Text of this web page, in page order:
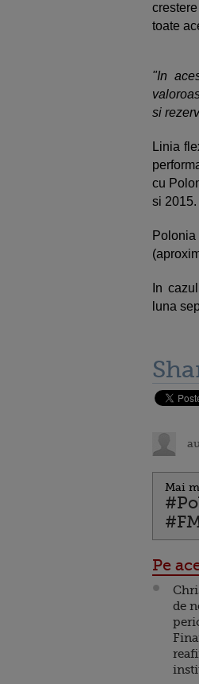
toate
"In
si
Linia
cu
si 2015.
In
luna
Mai
Pe
de